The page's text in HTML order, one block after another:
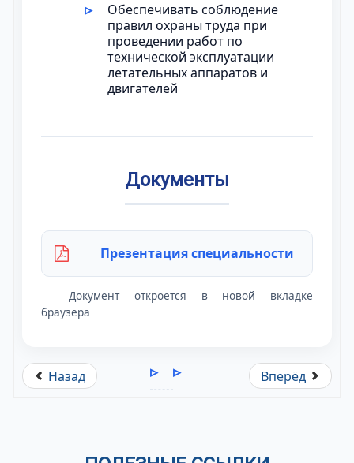
Обеспечивать соблюдение
правил охраны труда при
проведении работ по
технической эксплуатации
летательных аппаратов и
двигателей
Документы
Презентация специальности
Документ откроется в новой вкладке
браузера
Назад Вперёд